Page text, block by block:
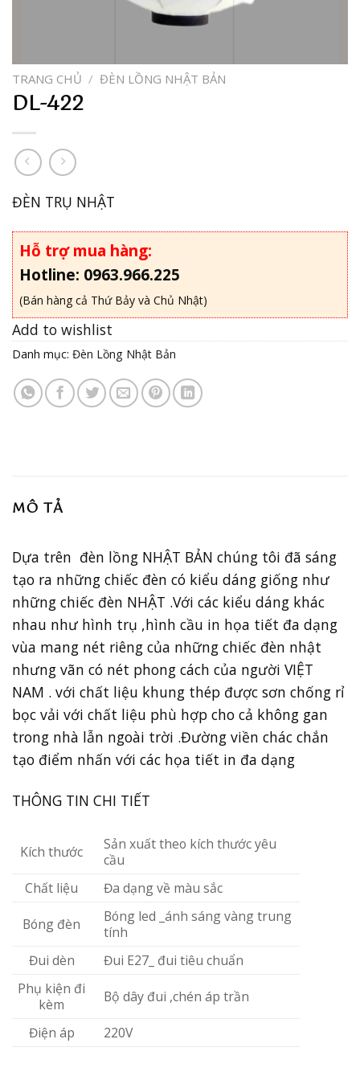
TRANG CHỦ / ĐÈN LỒNG NHẬT BẢN
DL-422
ĐÈN TRỤ NHẬT
Hỗ trợ mua hàng:
Hotline: 0963.966.225
(Bán hàng cả Thứ Bảy và Chủ Nhật)
Add to wishlist
Danh mục: Đèn Lồng Nhật Bản
MÔ TẢ
Dựa trên đèn lồng NHẬT BẢN chúng tôi đã sáng
tạo ra những chiếc đèn có kiểu dáng giống như
những chiếc đèn NHẬT .Với các kiểu dáng khác
nhau như hình trụ ,hình cầu in họa tiết đa dạng
vùa mang nét riêng của những chiếc đèn nhật
nhưng vãn có nét phong cách của người VIỆT
NAM . với chất liệu khung thép được sơn chống rỉ
bọc vải với chất liệu phù hợp cho cả không gan
trong nhà lẫn ngoài trời .Đường viền chác chắn
tạo điểm nhấn với các họa tiết in đa dạng
THÔNG TIN CHI TIẾT
Kích thước
Sản xuất theo kích thước yêu
cầu
Chất liệu
Đa dạng về màu sắc
Bóng đèn
Bóng led _ánh sáng vàng trung
tính
Đui dèn
Đui E27_ đui tiêu chuẩn
Phụ kiện đi
kèm
Bộ dây đui ,chén áp trần
Điện áp 220V